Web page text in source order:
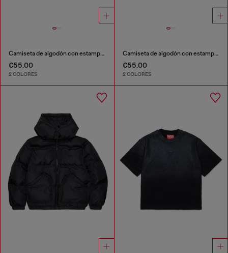
Camiseta de algodón con estampado de collar
€55.00
2 COLORES
Camiseta de algodón con estampado de collar
€55.00
2 COLORES